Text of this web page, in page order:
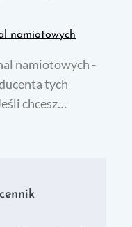
namiotowych
namiotowych -
tych
chcesz…